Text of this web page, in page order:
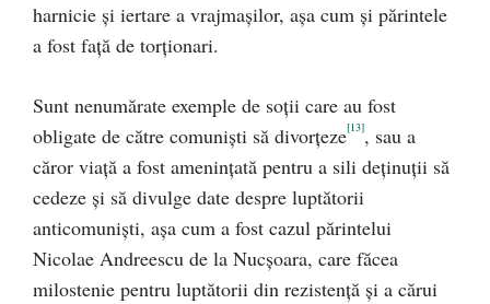
harnicie şi iertare a vrajmaşilor, aşa cum şi părintele
a fost faţă de torţionari.
Sunt nenumărate exemple de soţii care au fost
obligate de către comunişti să divorţeze[13], sau a
căror viaţă a fost ameninţată pentru a sili deţinuţii să
cedeze şi să divulge date despre luptătorii
anticomunişti, aşa cum a fost cazul părintelui
Nicolae Andreescu de la Nucşoara, care făcea
milostenie pentru luptătorii din rezistenţă şi a cărui